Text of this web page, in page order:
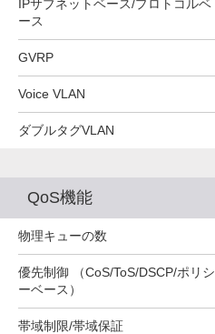
IPサブネットベース/プロトコルベ
ース
GVRP
Voice VLAN
ダブルタグVLAN
－
○
AT-x230-FL03
QoS機能
物理キューの数
優先制御 （CoS/ToS/DSCP/ポリシ
ーベース）
帯域制限/帯域保証
8
○
○
○